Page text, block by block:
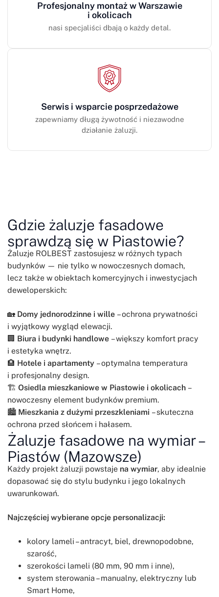
Profesjonalny montaż w Warszawie
i okolicach
nasi specjaliści dbają o każdy detal.
Serwis i wsparcie posprzedażowe
zapewniamy długą żywotność i niezawodne
działanie żaluzji.
Gdzie żaluzje fasadowe
sprawdzą się w Piastowie?
Żaluzje ROLBEST zastosujesz w różnych typach
budynków — nie tylko w nowoczesnych domach,
lecz także w obiektach komercyjnych i inwestycjach
deweloperskich:
🏡 Domy jednorodzinne i wille – ochrona prywatności
i wyjątkowy wygląd elewacji.
🏢 Biura i budynki handlowe – większy komfort pracy
i estetyka wnętrz.
🏨 Hotele i apartamenty – optymalna temperatura
i profesjonalny design.
🏗️ Osiedla mieszkaniowe w Piastowie i okolicach –
nowoczesny element budynków premium.
🏙️ Mieszkania z dużymi przeszkleniami – skuteczna
ochrona przed słońcem i hałasem.
Żaluzje fasadowe na wymiar –
Piastów (Mazowsze)
Każdy projekt żaluzji powstaje na wymiar, aby idealnie
dopasować się do stylu budynku i jego lokalnych
uwarunkowań.
Najczęściej wybierane opcje personalizacji:
kolory lameli – antracyt, biel, drewnopodobne,
szarość,
szerokości lameli (80 mm, 90 mm i inne),
system sterowania – manualny, elektryczny lub
Smart Home,